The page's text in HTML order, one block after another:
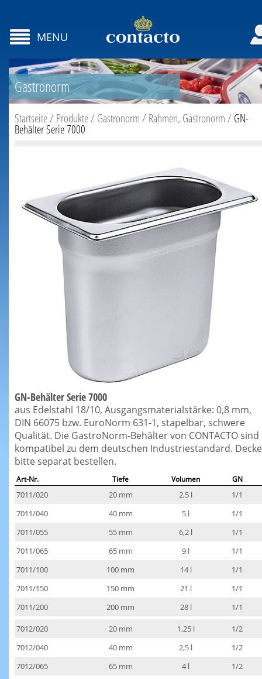
MENU
Gastronorm
Startseite/ Produkte/ Gastronorm/ Rahmen, Gastronorm/ GN-
Behälter Serie 7000
GN-Behälter Serie 7000
aus Edelstahl 18/10, Ausgangsmaterialstärke: 0,8 mm,
DIN 66075 bzw. EuroNorm 631-1, stapelbar, schwere
Qualität. Die GastroNorm-Behälter von CONTACTO sind
kompatibel zu dem deutschen Industriestandard.
bitte separat bestellen.
Art-Nr. Tiefe Volumen GN
7011/020 20 mm 2,5 l
1/1
7011/040
40 mm 5 l
1/1
7011/055
55 mm 6,2 l
1/1
7011/065
65 mm 9 l
1/1
7011/100
100 mm 14 l
1/1
7011/150
150 mm 21 l
1/1
7011/200
200 mm 28 l 1/1
7012/020 20 mm 1,25 l
1/2
7012/040
40 mm 2,5 l
1/2
7012/065
65 mm 4 l
1/2